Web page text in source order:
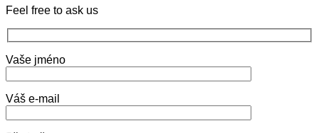
Feel free to ask us
Vaše jméno
Váš e-mail